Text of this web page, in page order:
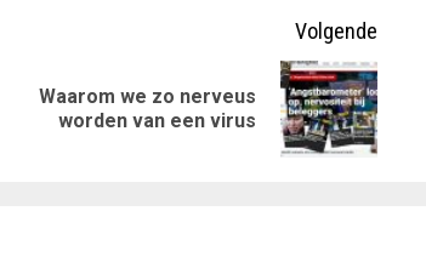
Vorig
bericht:
Volgende
Volgende
bericht:
Waarom we zo nerveus
worden van een virus